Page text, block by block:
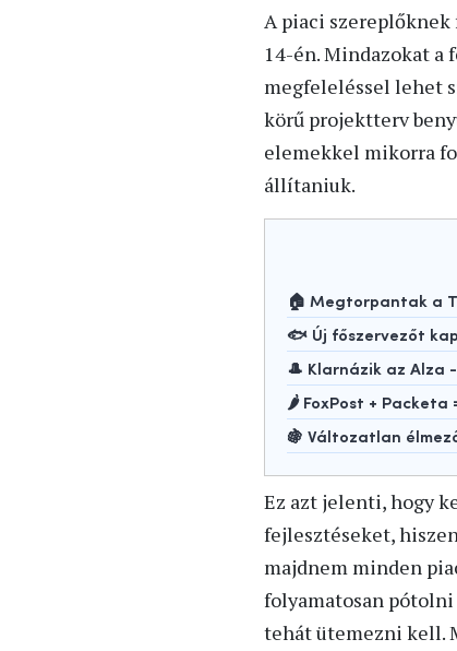
A piaci
14-én. Mindazokat
megfeleléssel lehet
körű projektterv
elemekkel mikorra
állítaniuk.
🏠 Megtorpantak a
🐟 Új főszervezőt
🎩 Klarnázik az Alza
🌶️ FoxPost +
🍇 Változatlan
Ez azt jelenti, hogy
fejlesztéseket,
majdnem minden
folyamatosan
tehát ütemezni kell.